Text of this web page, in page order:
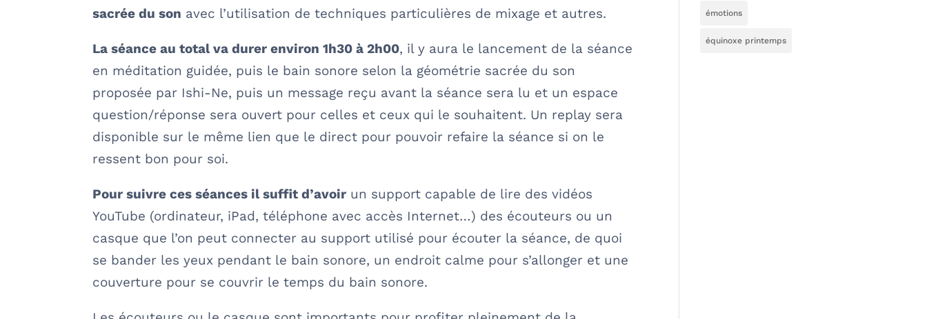
sacrée du son avec l’utilisation de techniques particulières de mixage et autres.
La séance au total va durer environ 1h30 à 2h00, il y aura le lancement de la séance
en méditation guidée, puis le bain sonore selon la géométrie sacrée du son
proposée par Ishi-Ne, puis un message reçu avant la séance sera lu et un espace
question/réponse sera ouvert pour celles et ceux qui le souhaitent. Un replay sera
disponible sur le même lien que le direct pour pouvoir refaire la séance si on le
ressent bon pour soi.
Pour suivre ces séances il suffit d’avoir un support capable de lire des vidéos
YouTube (ordinateur, iPad, téléphone avec accès Internet…) des écouteurs ou un
casque que l’on peut connecter au support utilisé pour écouter la séance, de quoi
se bander les yeux pendant le bain sonore, un endroit calme pour s’allonger et une
couverture pour se couvrir le temps du bain sonore.
émotions
équinoxe printemps